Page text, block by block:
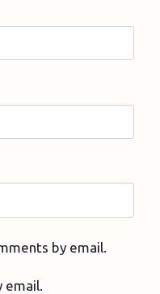
by email.
email.